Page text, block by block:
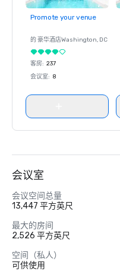
Promote your venue
的 豪华酒店Washington, DC
客房: 237
会议室: 8
会议室
会议空间总量
13,447 平方英尺
最大的房间
2,526 平方英尺
空间（私人）
可供使用